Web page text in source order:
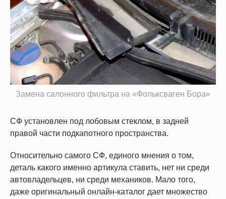
Замена салонного фильтра на «Фольксваген Бора»
СФ установлен под лобовым стеклом, в задней
правой части подкапотного пространства.
Относительно самого СФ, единого мнения о том,
деталь какого именно артикула ставить, нет ни среди
автовладельцев, ни среди механиков. Мало того,
даже оригинальный онлайн-каталог дает множество